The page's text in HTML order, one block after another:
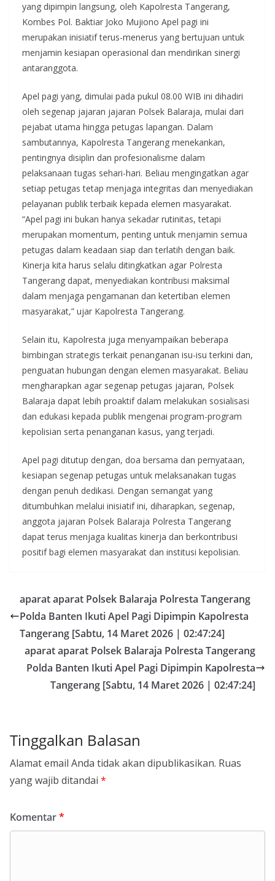
yang dipimpin langsung, oleh Kapolresta Tangerang,
Kombes Pol. Baktiar Joko Mujiono Apel pagi ini
merupakan inisiatif terus-menerus yang bertujuan untuk
menjamin kesiapan operasional dan mendirikan sinergi
antaranggota.
Apel pagi yang, dimulai pada pukul 08.00 WIB ini dihadiri
oleh segenap jajaran jajaran Polsek Balaraja, mulai dari
pejabat utama hingga petugas lapangan. Dalam
sambutannya, Kapolresta Tangerang menekankan,
pentingnya disiplin dan profesionalisme dalam
pelaksanaan tugas sehari-hari. Beliau mengingatkan agar
setiap petugas tetap menjaga integritas dan menyediakan
pelayanan publik terbaik kepada elemen masyarakat.
“Apel pagi ini bukan hanya sekadar rutinitas, tetapi
merupakan momentum, penting untuk menjamin semua
petugas dalam keadaan siap dan terlatih dengan baik.
Kinerja kita harus selalu ditingkatkan agar Polresta
Tangerang dapat, menyediakan kontribusi maksimal
dalam menjaga pengamanan dan ketertiban elemen
masyarakat,” ujar Kapolresta Tangerang.
Selain itu, Kapolresta juga menyampaikan beberapa
bimbingan strategis terkait penanganan isu-isu terkini dan,
penguatan hubungan dengan elemen masyarakat. Beliau
mengharapkan agar segenap petugas jajaran, Polsek
Balaraja dapat lebih proaktif dalam melakukan sosialisasi
dan edukasi kepada publik mengenai program-program
kepolisian serta penanganan kasus, yang terjadi.
Apel pagi ditutup dengan, doa bersama dan pernyataan,
kesiapan segenap petugas untuk melaksanakan tugas
dengan penuh dedikasi. Dengan semangat yang
ditumbuhkan melalui inisiatif ini, diharapkan, segenap,
anggota jajaran Polsek Balaraja Polresta Tangerang
dapat terus menjaga kualitas kinerja dan berkontribusi
positif bagi elemen masyarakat dan institusi kepolisian.
aparat aparat Polsek Balaraja Polresta Tangerang
Polda Banten Ikuti Apel Pagi Dipimpin Kapolresta
Tangerang [Sabtu, 14 Maret 2026 | 02:47:24]
aparat aparat Polsek Balaraja Polresta Tangerang
Polda Banten Ikuti Apel Pagi Dipimpin Kapolresta
Tangerang [Sabtu, 14 Maret 2026 | 02:47:24]
Tinggalkan Balasan
Alamat email Anda tidak akan dipublikasikan. Ruas
yang wajib ditandai *
Komentar*